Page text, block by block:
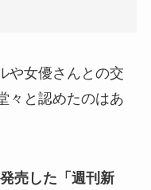
や女優さんとの交
々と認めたのはあ
売した「週刊新